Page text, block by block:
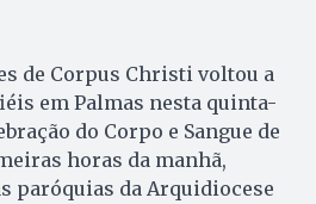
de Corpus Christi voltou a
em Palmas nesta quinta-
do Corpo e Sangue de
horas da manhã,
paróquias da Arquidiocese